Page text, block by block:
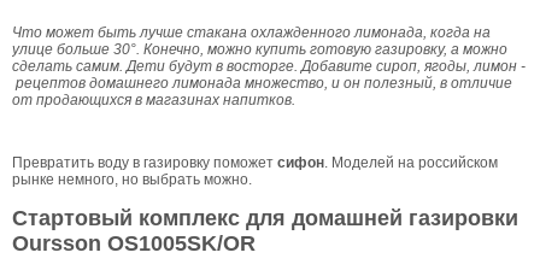
Что может быть лучше стакана охлажденного лимонада, когда на
улице больше 30°. Конечно, можно купить готовую газировку, а можно
сделать самим. Дети будут в восторге. Добавите сироп, ягоды, лимон -
рецептов домашнего лимонада множество, и он полезный, в отличие
от продающихся в магазинах напитков.
Превратить воду в газировку поможет сифон. Моделей на российском
рынке немного, но выбрать можно.
Стартовый комплекс для домашней газировки
Oursson OS1005SK/OR